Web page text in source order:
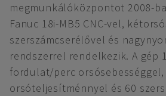
megmunkálóközpontot 2008-
Fanuc 18i-MB5 CNC-vel,
szerszámcserélővel és
rendszerrel rendelkezik. A gép
fordulat/perc orsósebességgel,
orsóteljesítménnyel és 60